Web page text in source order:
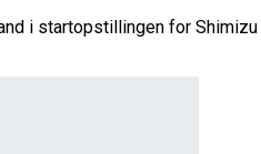
i startopstillingen for